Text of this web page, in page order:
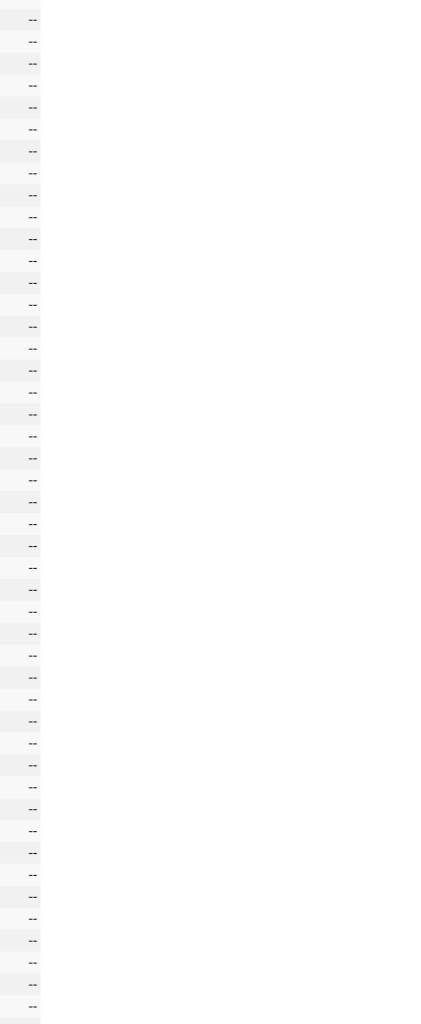
--
--
--
--
--
--
--
--
--
--
--
--
--
--
--
--
--
--
--
--
--
--
--
--
--
--
--
--
--
--
--
--
--
--
--
--
--
--
--
--
--
--
--
--
--
--